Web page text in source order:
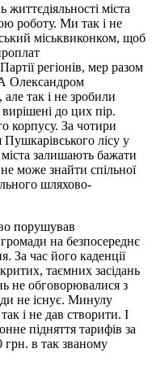
міста
роботу. Ми так і не
міськвиконком, щоб
регіонів, мер разом
Олександром
так і не зробили
до цих пір.
корпусу. За чотири
Пушкарівського лісу у
залишають бажати
може знайти спільної
шляхово-
порушував
на безпосереднє
За час його каденції
таємних засідань
не обговорювалися з
не існує. Минулу
і не дав створити. І
підняття тарифів за
грн. в так званому